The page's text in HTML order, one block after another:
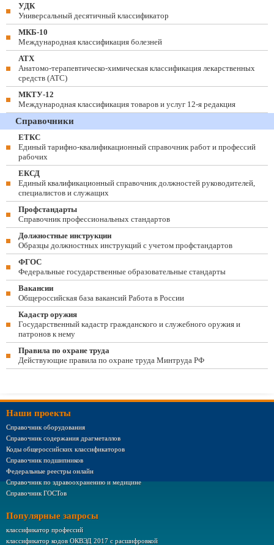
УДК
Универсальный десятичный классификатор
МКБ-10
Международная классификация болезней
АТХ
Анатомо-терапевтическо-химическая классификация лекарственных
средств (ATC)
МКТУ-12
Международная классификация товаров и услуг 12-я редакция
Справочники
ЕТКС
Единый тарифно-квалификационный справочник работ и профессий
рабочих
ЕКСД
Единый квалификационный справочник должностей руководителей,
специалистов и служащих
Профстандарты
Справочник профессиональных стандартов
Должностные инструкции
Образцы должностных инструкций с учетом профстандартов
ФГОС
Федеральные государственные образовательные стандарты
Вакансии
Общероссийская база вакансий Работа в России
Кадастр оружия
Государственный кадастр гражданского и служебного оружия и
патронов к нему
Правила по охране труда
Действующие правила по охране труда Минтруда РФ
Наши проекты
Справочник оборудования
Справочник содержания драгметаллов
Коды общероссийских классификаторов
Справочник подшипников
Федеральные реестры онлайн
Справочник по здравоохранению и медицине
Справочник ГОСТов
Популярные запросы
классификатор профессий
классификатор кодов ОКВЭД 2017 с расшифровкой